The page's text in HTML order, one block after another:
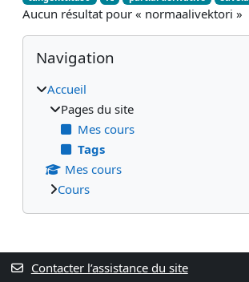
Aucun résultat pour « normaalivektori »
Blocs
Passer Navigation
Navigation
Accueil
Pages du site
Mes cours
Tags
Mes cours
Cours
Blocs supplémentaires
Contacter l’assistance du site